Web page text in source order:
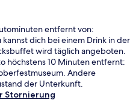
entfernt von:
dich bei einem Drink in der
wird täglich angeboten.
höchstens 10 Minuten entfernt:
Andere
der Unterkunft.
Stornierung